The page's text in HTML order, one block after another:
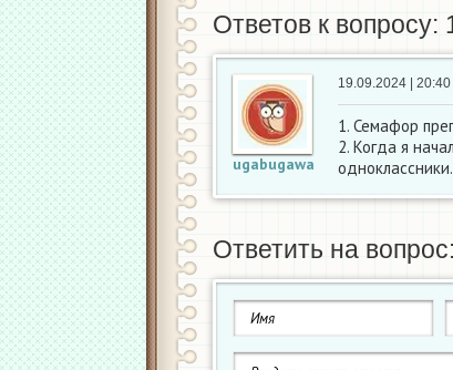
Ответов к вопросу:
ugabugawa
19.09.2024 | 20:40
1. Семафор
2. Когда я
одноклассники.
Ответить на вопрос: